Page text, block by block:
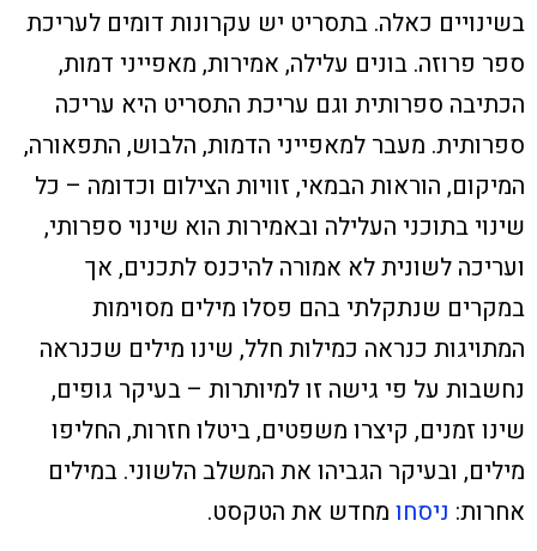
בשינויים כאלה. בתסריט יש עקרונות דומים לעריכת
ספר פרוזה. בונים עלילה, אמירות, מאפייני דמות,
הכתיבה ספרותית וגם עריכת התסריט היא עריכה
ספרותית. מעבר למאפייני הדמות, הלבוש, התפאורה,
המיקום, הוראות הבמאי, זוויות הצילום וכדומה – כל
שינוי בתוכני העלילה ובאמירות הוא שינוי ספרותי,
ועריכה לשונית לא אמורה להיכנס לתכנים, אך
במקרים שנתקלתי בהם פסלו מילים מסוימות
המתויגות כנראה כמילות חלל, שינו מילים שכנראה
נחשבות על פי גישה זו למיותרות – בעיקר גופים,
שינו זמנים, קיצרו משפטים, ביטלו חזרות, החליפו
מילים, ובעיקר הגביהו את המשלב הלשוני. במילים
אחרות: ניסחו מחדש את הטקסט.